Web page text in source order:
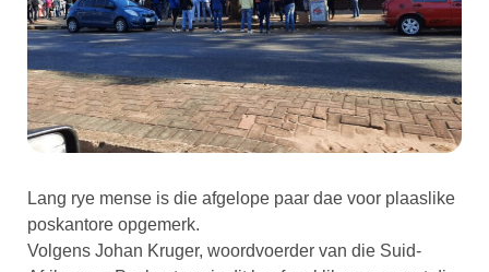
Lang rye mense is die afgelope paar dae voor plaaslike
poskantore opgemerk.
Volgens Johan Kruger, woordvoerder van die Suid-